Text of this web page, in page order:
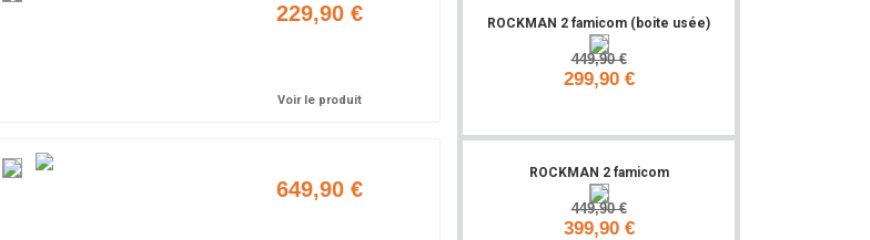
229,90 €
Voir le produit
649,90 €
ROCKMAN 2 famicom (boite usée)
449,90 €
299,90 €
ROCKMAN 2 famicom
449,90 €
399,90 €